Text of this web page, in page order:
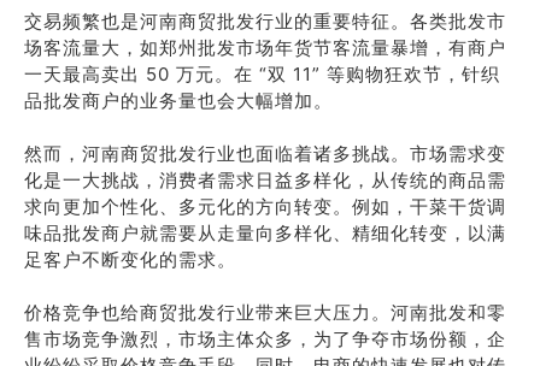
交易频繁也是河南商贸批发行业的重要特征。各类批发市
场客流量大，如郑州批发市场年货节客流量暴增，有商户
一天最高卖出 50 万元。在 “双 11” 等购物狂欢节，针织
品批发商户的业务量也会大幅增加。
然而，河南商贸批发行业也面临着诸多挑战。市场需求变
化是一大挑战，消费者需求日益多样化，从传统的商品需
求向更加个性化、多元化的方向转变。例如，干菜干货调
味品批发商户就需要从走量向多样化、精细化转变，以满
足客户不断变化的需求。
价格竞争也给商贸批发行业带来巨大压力。河南批发和零
售市场竞争激烈，市场主体众多，为了争夺市场份额，企